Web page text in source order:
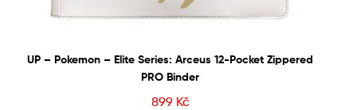
UP – Pokemon – Elite Series: Arceus 12-Pocket Zippered
PRO Binder
899 Kč